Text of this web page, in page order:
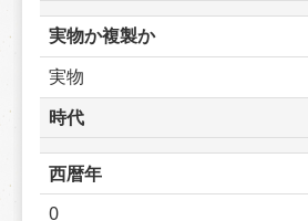
実物か複製か
実物
時代
西暦年
0